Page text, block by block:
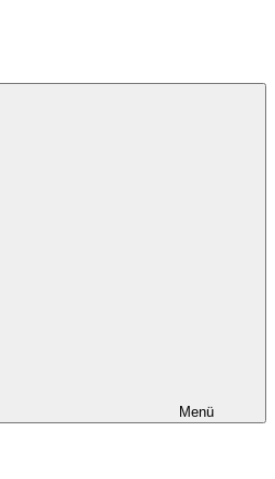
Menü